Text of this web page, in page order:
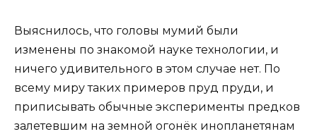
Выяснилось, что головы мумий были
изменены по знакомой науке технологии, и
ничего удивительного в этом случае нет. По
всему миру таких примеров пруд пруди, и
приписывать обычные эксперименты предков
залетевшим на земной огонёк инопланетянам